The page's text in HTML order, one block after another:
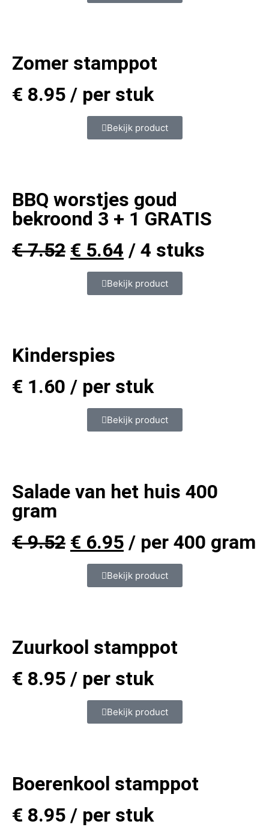
Zomer stamppot
€ 8.95 / per stuk
Bekijk product
BBQ worstjes goud
bekroond 3 + 1 GRATIS
€7.52 € 5.64 / 4 stuks
Bekijk product
Kinderspies
€ 1.60 / per stuk
Bekijk product
Salade van het huis 400
gram
€9.52 € 6.95 / per 400 gram
Bekijk product
Zuurkool stamppot
€ 8.95 / per stuk
Bekijk product
Boerenkool stamppot
€ 8.95 / per stuk